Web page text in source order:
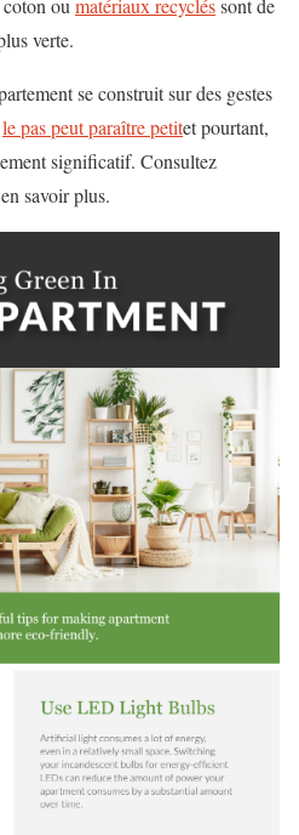
oumatériaux recycléssont de
verte.
se construit sur des gestes
le pas peut paraître petitet pourtant,
significatif. Consultez
savoir plus.